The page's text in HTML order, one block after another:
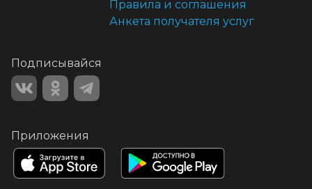
Правила и соглашения
Анкета получателя услуг
Подписывайся
Приложения